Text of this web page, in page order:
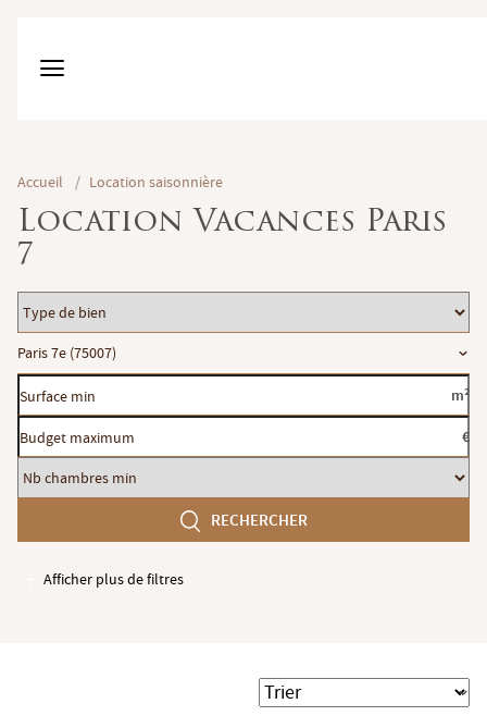
Accueil / Location saisonnière
Location Vacances Paris
7
Type
de
bien
Localisation
Paris 7e (75007)
Surface
min
m²
Budget
maximum
€
Nb
chambres
RECHERCHER
Afficher plus de filtres
Garages / Parking
Trier